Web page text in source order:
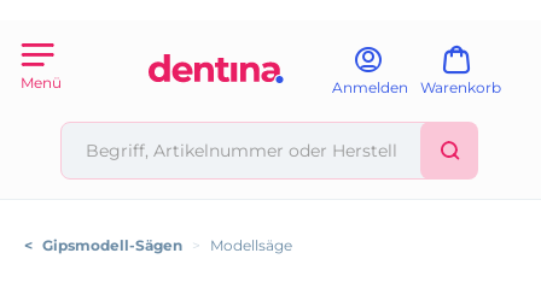
Menü Anmelden Warenkorb
< Gipsmodell-Sägen > Modellsäge